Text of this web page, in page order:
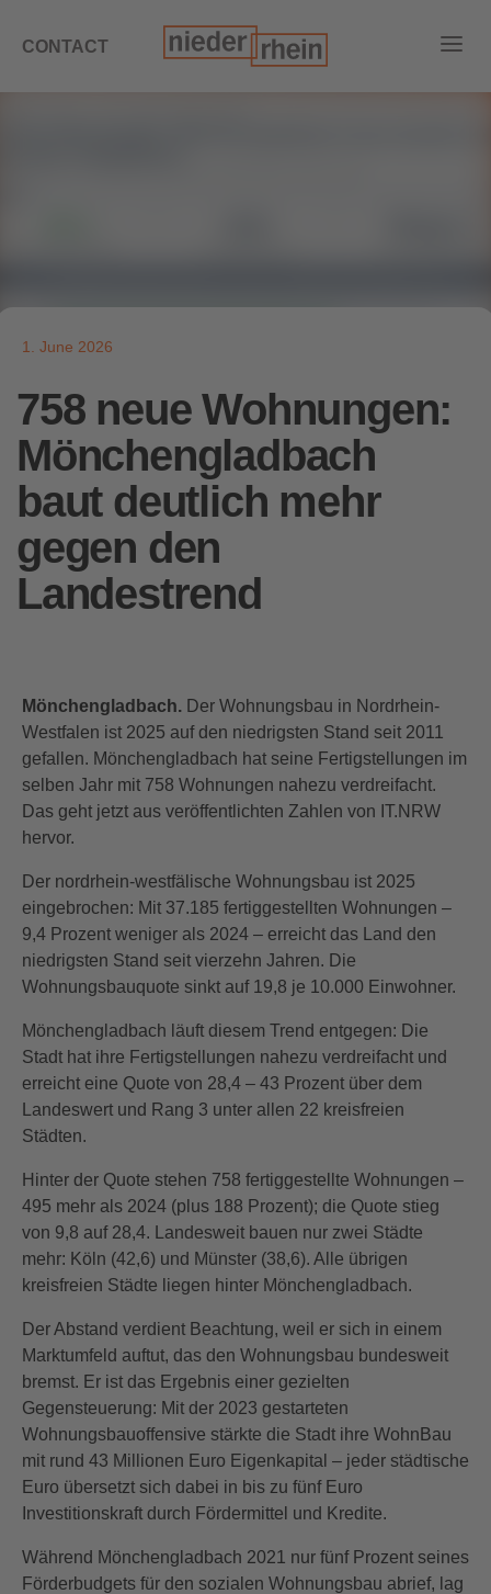
CONTACT
1. June 2026
758 neue Wohnungen:
Mönchengladbach
baut deutlich mehr
gegen den
Landestrend
Mönchengladbach. Der Wohnungsbau in Nordrhein-
Westfalen ist 2025 auf den niedrigsten Stand seit 2011
gefallen. Mönchengladbach hat seine Fertigstellungen im
selben Jahr mit 758 Wohnungen nahezu verdreifacht.
Das geht jetzt aus veröffentlichten Zahlen von IT.NRW
hervor.
Der nordrhein-westfälische Wohnungsbau ist 2025
eingebrochen: Mit 37.185 fertiggestellten Wohnungen –
9,4 Prozent weniger als 2024 – erreicht das Land den
niedrigsten Stand seit vierzehn Jahren. Die
Wohnungsbauquote sinkt auf 19,8 je 10.000 Einwohner.
Mönchengladbach läuft diesem Trend entgegen: Die
Stadt hat ihre Fertigstellungen nahezu verdreifacht und
erreicht eine Quote von 28,4 – 43 Prozent über dem
Landeswert und Rang 3 unter allen 22 kreisfreien
Städten.
Hinter der Quote stehen 758 fertiggestellte Wohnungen –
495 mehr als 2024 (plus 188 Prozent); die Quote stieg
von 9,8 auf 28,4. Landesweit bauen nur zwei Städte
mehr: Köln (42,6) und Münster (38,6). Alle übrigen
kreisfreien Städte liegen hinter Mönchengladbach.
Der Abstand verdient Beachtung, weil er sich in einem
Marktumfeld auftut, das den Wohnungsbau bundesweit
bremst. Er ist das Ergebnis einer gezielten
Gegensteuerung: Mit der 2023 gestarteten
Wohnungsbauoffensive stärkte die Stadt ihre WohnBau
mit rund 43 Millionen Euro Eigenkapital – jeder städtische
Euro übersetzt sich dabei in bis zu fünf Euro
Investitionskraft durch Fördermittel und Kredite.
Während Mönchengladbach 2021 nur fünf Prozent seines
Förderbudgets für den sozialen Wohnungsbau abrief, lag